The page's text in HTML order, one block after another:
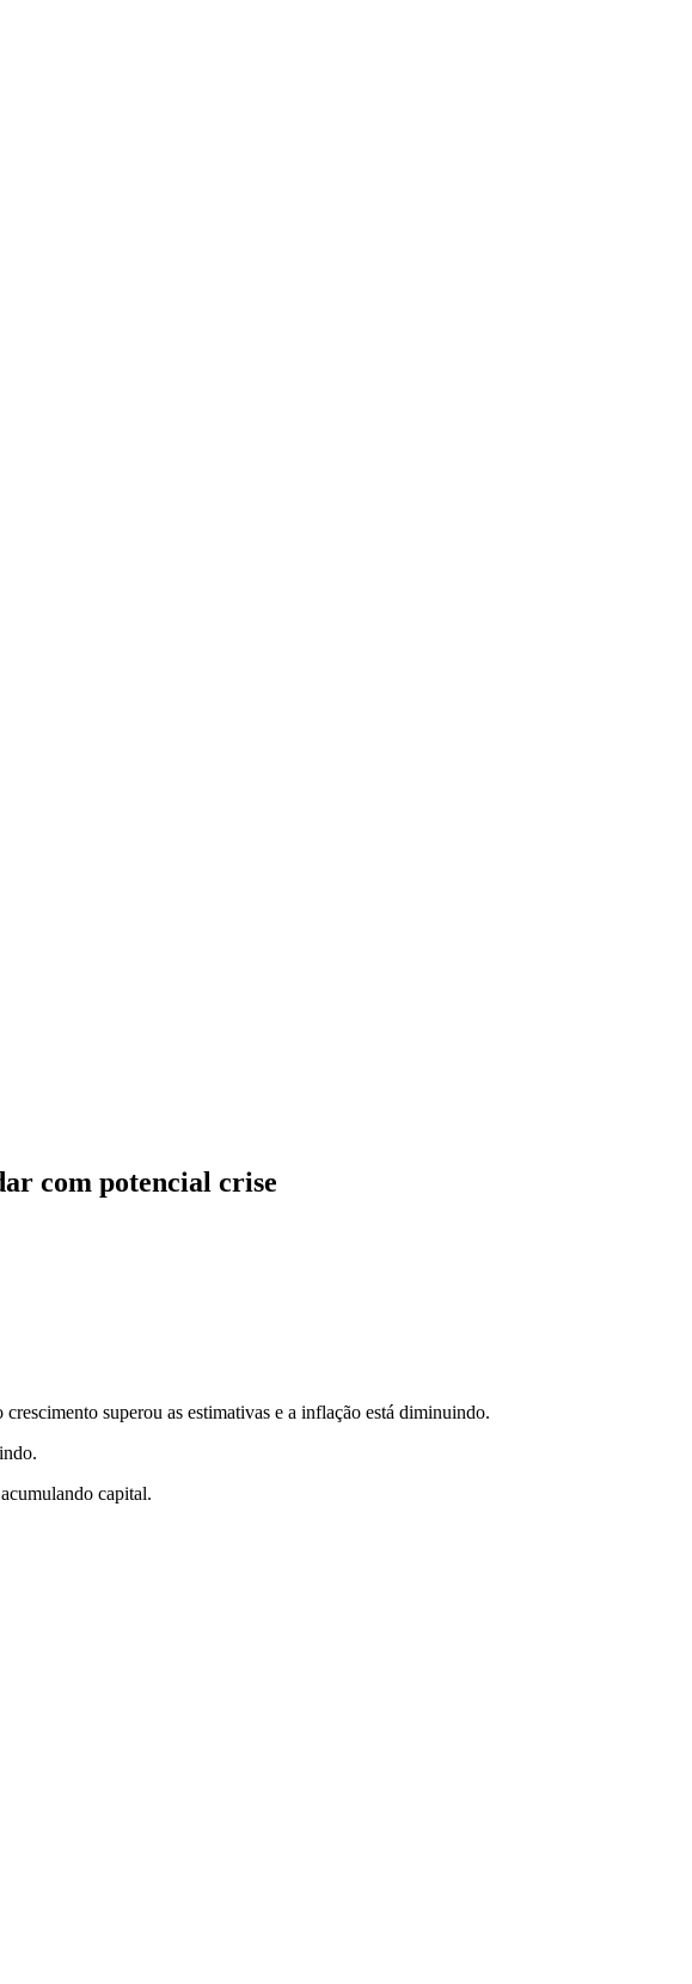
com potencial crise
superou as estimativas e a inflação está diminuindo.
capital.